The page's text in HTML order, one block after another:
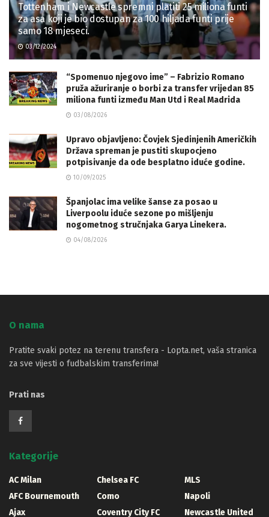
Tottenham i Newcastle spremni platiti 25 miliona funti
za asa koji je bio dostupan za 100 hiljada funti prije
samo 18 mjeseci.
03/12/2024
“Spomenuo njegovo ime” – Fabrizio Romano
pruža ažuriranje o borbi za transfer vrijedan 85
miliona funti između Man Utd i Real Madrida
03/08/2026
Upravo objavljeno: Čovjek Sjedinjenih Američkih
Država spreman je pustiti skupocjeno
potpisivanje da ode besplatno iduće godine.
10/09/2025
Španjolac ima velike šanse za posao u
Liverpoolu iduće sezone po mišljenju
nogometnog stručnjaka Garya Linekera.
04/08/2026
O nama
Pratite svaki potez na terenu transfera - Lopta.net, vaša stranica
za sve vijesti o fudbalskim transferima!
Prati nas
Kategorije
AC Milan
AFC Bournemouth
Ajax
Chelsea FC
Como
Coventry City FC
MLS
Napoli
Newcastle United